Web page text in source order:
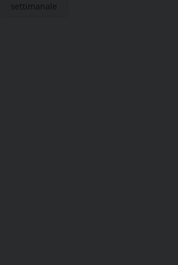
settimanale